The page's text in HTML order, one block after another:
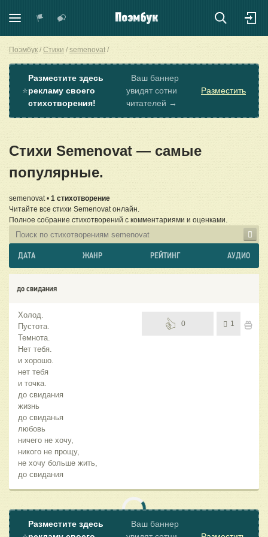
Поэмбук Стихи semenovat
⭐
Разместите здесь
рекламу своего
стихотворения!
Ваш баннер
увидят сотни
читателей →
Разместить
Стихи Semenovat — самые
популярные.
semenovat • 1 стихотворение
Читайте все стихи Semenovat онлайн.
Полное собрание стихотворений с комментариями и оценками.
ДАТА ЖАНР РЕЙТИНГ АУДИО
до свидания
Холод.
Пустота.
Темнота.
Нет тебя.
и хорошо.
нет тебя
и точка.
до свидания
жизнь
до свиданья
любовь
ничего не хочу,
никого не прощу,
не хочу больше жить,
до свидания
0 1
Разместите здесь
Ваш баннер